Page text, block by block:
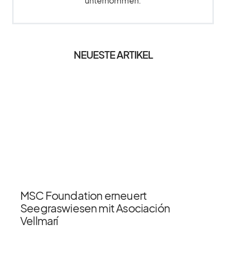
NEUESTE ARTIKEL
MSC Foundation erneuert
Seegraswiesen mit Asociación
Vellmarí